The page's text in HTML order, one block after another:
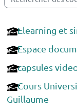
Elearning et
Espace
capsules
Cours
Guillaume